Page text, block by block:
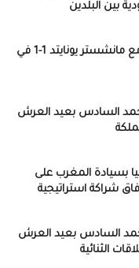
بين البلدين
باريس سان جرمان يتعادل مع مانشستر يونايتد 1-1 في
السادس بعيد العرش
بسيادة المغرب على
شراكة استراتيجية
السادس بعيد العرش
الثنائية